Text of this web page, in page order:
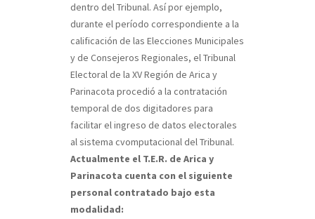
dentro del Tribunal. Así por ejemplo,
durante el período correspondiente a la
calificación de las Elecciones Municipales
y de Consejeros Regionales, el Tribunal
Electoral de la XV Región de Arica y
Parinacota procedió a la contratación
temporal de dos digitadores para
facilitar el ingreso de datos electorales
al sistema cvomputacional del Tribunal.
Actualmente el T.E.R. de Arica y
Parinacota cuenta con el siguiente
personal contratado bajo esta
modalidad: